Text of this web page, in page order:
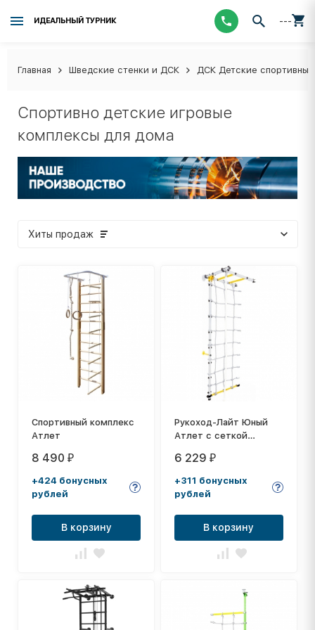
ИДЕАЛЬНЫЙ ТУРНИК ---
Главная Шведские стенки и ДСК ДСК Детские
Спортивно детские игровые
комплексы для дома
Хиты продаж
Спортивный комплекс
Атлет
8 490₽
+424 бонусных
рублей
В корзину
Рукоход-Лайт Юный
Атлет с сеткой
6 229₽
+311 бонусных
рублей
В корзину